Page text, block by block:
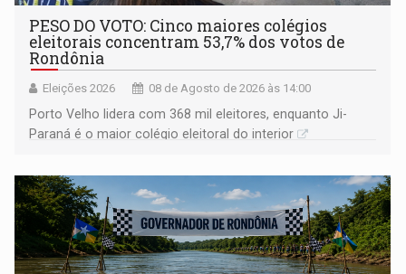
PESO DO VOTO: Cinco maiores colégios
eleitorais concentram 53,7% dos votos de
Rondônia
Eleições 2026 08 de Agosto de 2026 às 14:00
Porto Velho lidera com 368 mil eleitores, enquanto Ji-
Paraná é o maior colégio eleitoral do interior